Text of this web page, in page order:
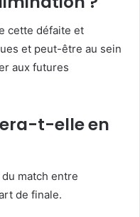
cette défaite et
et peut-être au sein
aux futures
t-elle en
match entre
de finale.